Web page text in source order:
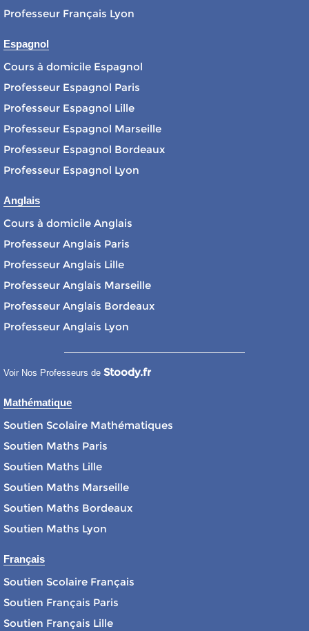
Professeur Français Lyon
Espagnol
Cours à domicile Espagnol
Professeur Espagnol Paris
Professeur Espagnol Lille
Professeur Espagnol Marseille
Professeur Espagnol Bordeaux
Professeur Espagnol Lyon
Anglais
Cours à domicile Anglais
Professeur Anglais Paris
Professeur Anglais Lille
Professeur Anglais Marseille
Professeur Anglais Bordeaux
Professeur Anglais Lyon
Voir Nos Professeurs de Stoody.fr
Mathématique
Soutien Scolaire Mathématiques
Soutien Maths Paris
Soutien Maths Lille
Soutien Maths Marseille
Soutien Maths Bordeaux
Soutien Maths Lyon
Français
Soutien Scolaire Français
Soutien Français Paris
Soutien Français Lille